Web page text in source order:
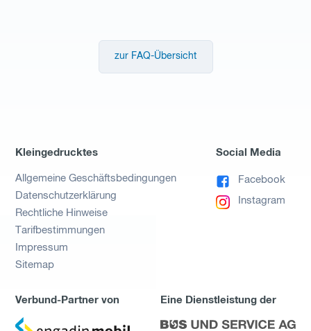
zur FAQ-Übersicht
Kleingedrucktes
Allgemeine Geschäftsbedingungen
Datenschutzerklärung
Rechtliche Hinweise
Tarifbestimmungen
Impressum
Sitemap
Social Media
Facebook
Instagram
Verbund-Partner von
zu
Eine Dienstleistung der
zu